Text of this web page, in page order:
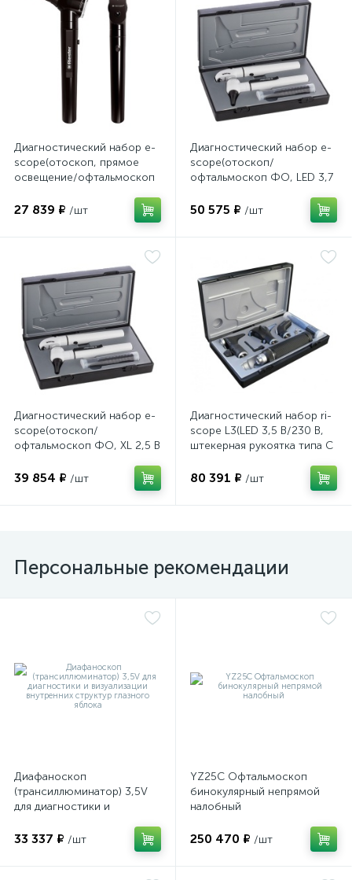
Диагностический набор e-
scope(отоскоп, прямое
освещение/офтальмоскоп
чехле), Riester
27 839 ₽ /шт
Диагностический набор e-
scope(отоскоп/
офтальмоскоп ФО, LED 3,7
50 575 ₽ /шт
Диагностический набор e-
scope(отоскоп/
офтальмоскоп ФО, XL 2,5 В
39 854 ₽ /шт
Диагностический набор ri-
scope L3(LED 3,5 В/230 В,
штекерная рукоятка типа С
Riester
80 391 ₽ /шт
Персональные рекомендации
Диафаноскоп
(трансиллюминатор) 3,5V
для диагностики и
структур глазного яблока
33 337 ₽ /шт
YZ25C Офтальмоскоп
бинокулярный непрямой
налобный
250 470 ₽ /шт